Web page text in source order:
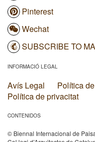
Pinterest
Wechat
SUBSCRIBE TO
INFORMACIÓ LEGAL
Avís Legal
Política
Política de privacitat
CONTENIDOS
© Biennal Internacional de